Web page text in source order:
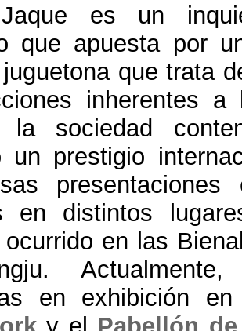
es un
que apuesta por
que trata
inherentes
sociedad
un prestigio
en distintos
en las
.
en exhibición